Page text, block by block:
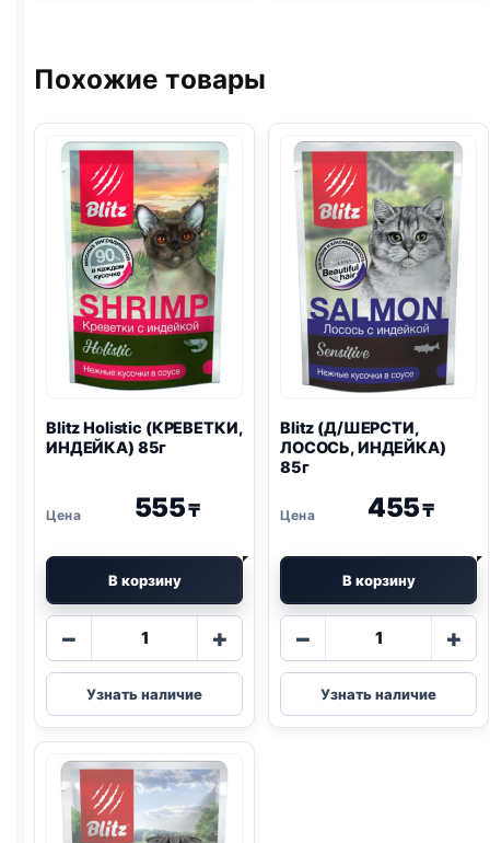
Похожие товары
Blitz Holistic (КРЕВЕТКИ,
ИНДЕЙКА) 85г
555₸
В корзину
−
Количество
Blitz
Holistic
(КРЕВЕТКИ,
85г
+
Узнать наличие
Blitz (Д/ШЕРСТИ,
ЛОСОСЬ, ИНДЕЙКА)
85г
455₸
В корзину
−
Количество
Blitz
(Д/
ШЕРСТИ,
+
Узнать наличие